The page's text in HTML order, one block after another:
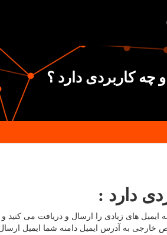
های زیادی را ارسال و دریافت می کنید و
خارجی به آدرس ایمیل دامنه شما ایمیل